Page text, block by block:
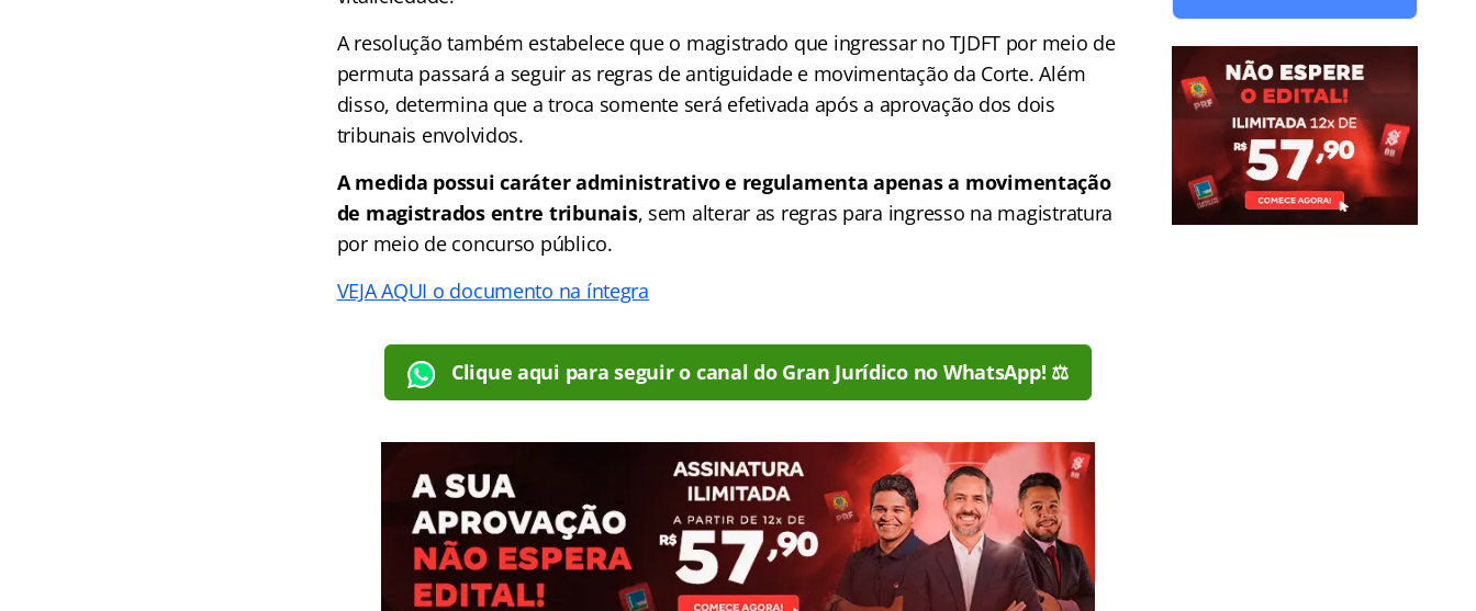
A resolução também estabelece que o magistrado que ingressar no TJDFT por meio de
permuta passará a seguir as regras de antiguidade e movimentação da Corte. Além
disso, determina que a troca somente será efetivada após a aprovação dos dois
tribunais envolvidos.
A medida possui caráter administrativo e regulamenta apenas a movimentação
de magistrados entre tribunais, sem alterar as regras para ingresso na magistratura
por meio de concurso público.
VEJA AQUI o documento na íntegra
Clique aqui para seguir o canal do Gran Jurídico no WhatsApp! ⚖️